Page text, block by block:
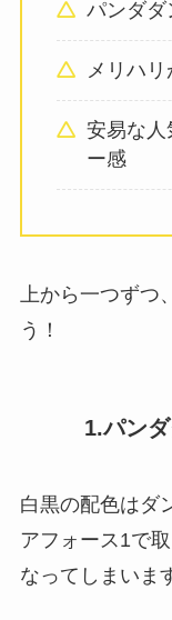
パンダダ
メリハリ
安易な人
ー感
上から一つずつ
う！
1.パン
白黒の配色はダ
アフォース1で
なってしまいま